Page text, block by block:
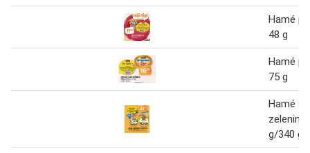
Hamé
48 g
Hamé
75 g
Hamé
zelenina
g/340 g